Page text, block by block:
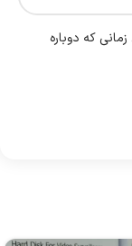
که دوباره